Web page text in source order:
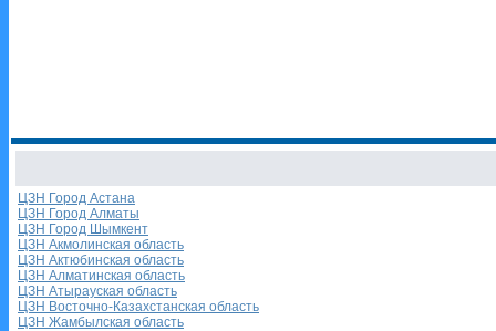
ЦЗН Город Астана
ЦЗН Город Алматы
ЦЗН Город Шымкент
ЦЗН Акмолинская область
ЦЗН Актюбинская область
ЦЗН Алматинская область
ЦЗН Атырауская область
ЦЗН Восточно-Казахстанская область
ЦЗН Жамбылская область